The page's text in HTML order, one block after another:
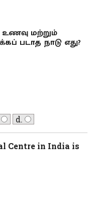
உணவு மற்றும்
படாத நாடு எது?
d.
Centre in India is